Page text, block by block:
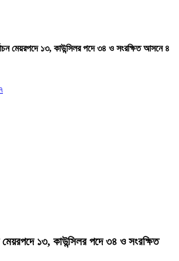
মেয়রপদে ১৩, কাউন্সিলর পদে ৩৪ ও সংরক্ষিত আসনে ৪
মেয়রপদে ১৩, কাউন্সিলর পদে ৩৪ ও সংরক্ষিত